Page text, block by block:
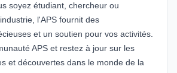
soyez étudiant, chercheur ou
l'APS fournit des
et un soutien pour vos activités.
APS et restez à jour sur les
et découvertes dans le monde de la